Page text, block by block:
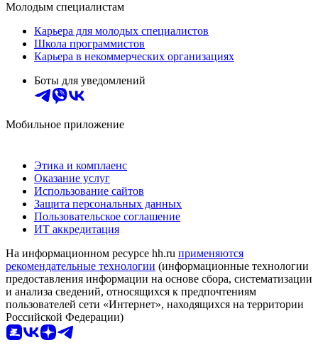
Молодым специалистам
Карьера для молодых специалистов
Школа программистов
Карьера в некоммерческих организациях
Боты для уведомлений
Мобильное приложение
Этика и комплаенс
Оказание услуг
Использование сайтов
Защита персональных данных
Пользовательское соглашение
ИТ аккредитация
На информационном ресурсе hh.ru применяются
рекомендательные технологии (информационные технологии
предоставления информации на основе сбора, систематизации
и анализа сведений, относящихся к предпочтениям
пользователей сети «Интернет», находящихся на территории
Российской Федерации)